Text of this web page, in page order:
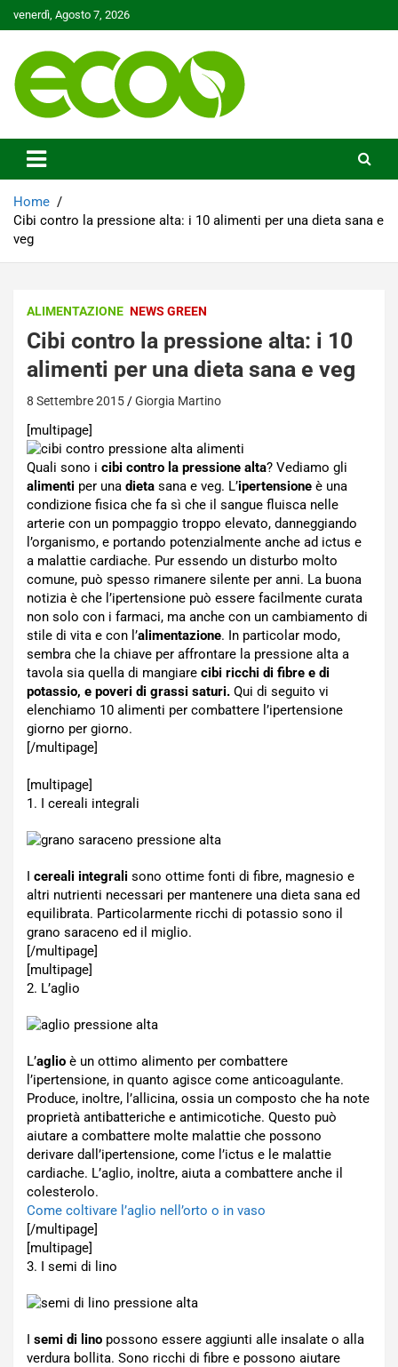
to
venerdì, Agosto 7, 2026
Ecoo.it
Home
Cibi contro la pressione alta: i 10 alimenti per una dieta sana e
veg
ALIMENTAZIONE NEWS GREEN
Cibi contro la pressione alta: i 10
alimenti per una dieta sana e veg
8 Settembre 2015 Giorgia Martino
[multipage]
Quali sono i cibi contro la pressione alta? Vediamo gli
alimenti per una dieta sana e veg. L’ipertensione è una
condizione fisica che fa sì che il sangue fluisca nelle
arterie con un pompaggio troppo elevato, danneggiando
l’organismo, e portando potenzialmente anche ad ictus e
a malattie cardiache. Pur essendo un disturbo molto
comune, può spesso rimanere silente per anni. La buona
notizia è che l’ipertensione può essere facilmente curata
non solo con i farmaci, ma anche con un cambiamento di
stile di vita e con l’alimentazione. In particolar modo,
sembra che la chiave per affrontare la pressione alta a
tavola sia quella di mangiare cibi ricchi di fibre e di
potassio, e poveri di grassi saturi. Qui di seguito vi
elenchiamo 10 alimenti per combattere l’ipertensione
giorno per giorno.
[/multipage]
[multipage]
1. I cereali integrali
I cereali integrali sono ottime fonti di fibre, magnesio e
altri nutrienti necessari per mantenere una dieta sana ed
equilibrata. Particolarmente ricchi di potassio sono il
grano saraceno ed il miglio.
[/multipage]
[multipage]
2. L’aglio
L’aglio è un ottimo alimento per combattere
l’ipertensione, in quanto agisce come anticoagulante.
Produce, inoltre, l’allicina, ossia un composto che ha note
proprietà antibatteriche e antimicotiche. Questo può
aiutare a combattere molte malattie che possono
derivare dall’ipertensione, come l’ictus e le malattie
cardiache. L’aglio, inoltre, aiuta a combattere anche il
colesterolo.
Come coltivare l’aglio nell’orto o in vaso
[/multipage]
[multipage]
3. I semi di lino
I semi di lino possono essere aggiunti alle insalate o alla
verdura bollita. Sono ricchi di fibre e possono aiutare